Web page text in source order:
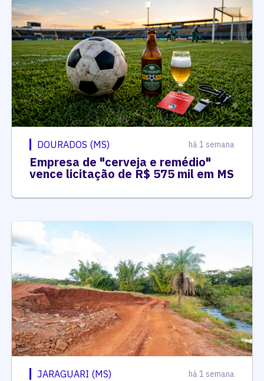
DOURADOS (MS) há 1 semana
Empresa de "cerveja e remédio"
vence licitação de R$ 575 mil em MS
JARAGUARI (MS) há 1 semana